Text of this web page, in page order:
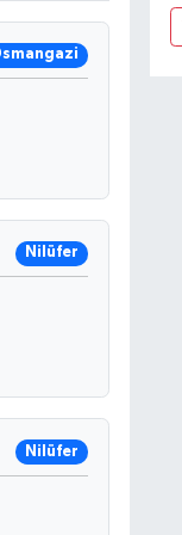
Nilüfer
Nilüfer